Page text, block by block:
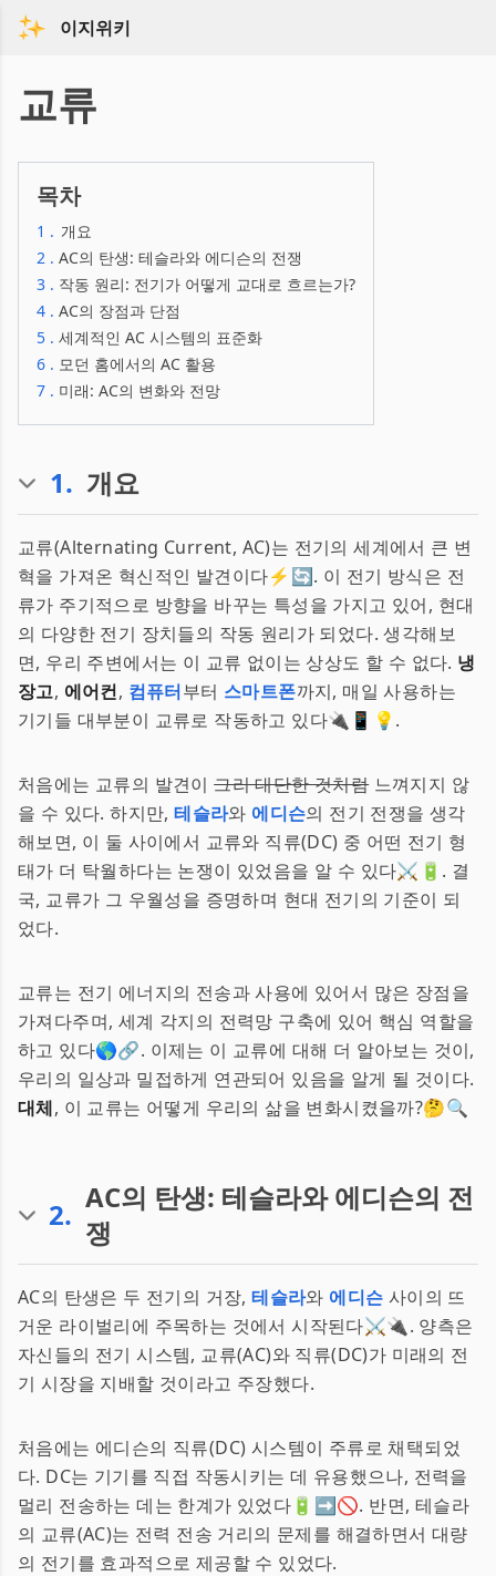
이지위키
교류
목차
1 . 개요
2 . AC의 탄생: 테슬라와 에디슨의 전쟁
3 . 작동 원리: 전기가 어떻게 교대로 흐르는가?
4 . AC의 장점과 단점
5 . 세계적인 AC 시스템의 표준화
6 . 모던 홈에서의 AC 활용
7 . 미래: AC의 변화와 전망
1. 개요
교류(Alternating Current, AC)는 전기의 세계에서 큰 변
혁을 가져온 혁신적인 발견이다⚡🔄. 이 전기 방식은 전
류가 주기적으로 방향을 바꾸는 특성을 가지고 있어, 현대
의 다양한 전기 장치들의 작동 원리가 되었다. 생각해보
면, 우리 주변에서는 이 교류 없이는 상상도 할 수 없다. 냉
장고, 에어컨, 컴퓨터부터 스마트폰까지, 매일 사용하는
기기들 대부분이 교류로 작동하고 있다🔌📱💡.
처음에는 교류의 발견이그리 대단한 것처럼느껴지지 않
을 수 있다. 하지만,테슬라와 에디슨의 전기 전쟁을 생각
해보면, 이 둘 사이에서 교류와 직류(DC) 중 어떤 전기 형
태가 더 탁월하다는 논쟁이 있었음을 알 수 있다⚔️🔋. 결
국, 교류가 그 우월성을 증명하며 현대 전기의 기준이 되
었다.
교류는 전기 에너지의 전송과 사용에 있어서 많은 장점을
가져다주며, 세계 각지의 전력망 구축에 있어 핵심 역할을
하고 있다🌎🔗. 이제는 이 교류에 대해 더 알아보는 것이,
우리의 일상과 밀접하게 연관되어 있음을 알게 될 것이다.
대체, 이 교류는 어떻게 우리의 삶을 변화시켰을까?🤔🔍
2. AC의 탄생: 테슬라와 에디슨의 전
쟁
AC의 탄생은 두 전기의 거장,테슬라와 에디슨 사이의 뜨
거운 라이벌리에 주목하는 것에서 시작된다⚔️🔌. 양측은
자신들의 전기 시스템, 교류(AC)와 직류(DC)가 미래의 전
기 시장을 지배할 것이라고 주장했다.
처음에는 에디슨의 직류(DC) 시스템이 주류로 채택되었
다. DC는 기기를 직접 작동시키는 데 유용했으나, 전력을
멀리 전송하는 데는 한계가 있었다🔋➡️🚫. 반면, 테슬라
의 교류(AC)는 전력 전송 거리의 문제를 해결하면서 대량
의 전기를 효과적으로 제공할 수 있었다.